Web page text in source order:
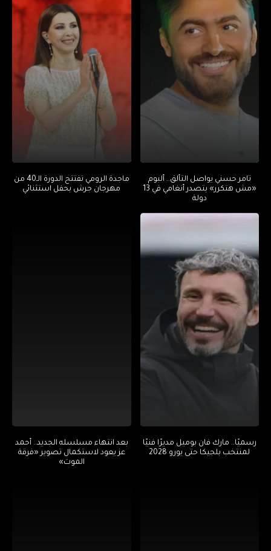
تامر حسني يواصل التألق.. ألبوم
«مش هتكرر» يتصدر أنغامي في 13
دولة
ماجدة الرومي تفتتح الدورة الـ40 من
مهرجان جرش بحفل استثنائي
رسميًا.. مارك فان بوميل مديرًا فنيًا
لمنتخب بلجيكا حتى يورو 2028
بعد انتهاء مسلسله الجديد.. أحمد
عز يعود لاستكمال تصوير «فرقة
الموت»